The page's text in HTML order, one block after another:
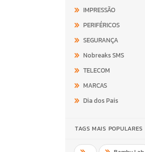
IMPRESSÃO
PERIFÉRICOS
SEGURANÇA
Nobreaks SMS
TELECOM
MARCAS
Dia dos Pais
TAGS MAIS POPULARES